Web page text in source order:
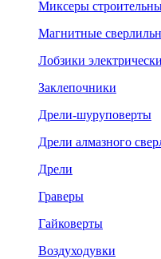
Миксеры
Магнитные
Лобзики
Заклепочники
Дрели-шуруповерты
Дрели алмазного
Дрели
Граверы
Гайковерты
Воздуходувки